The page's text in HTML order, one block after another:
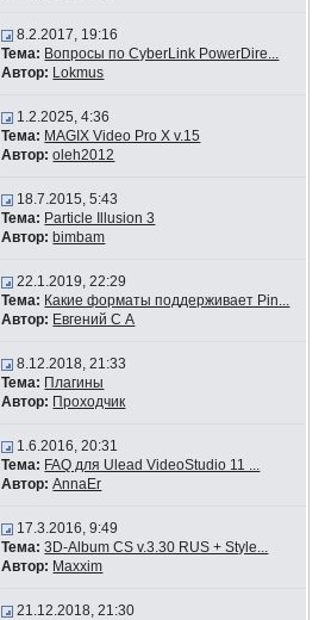
8.2.2017, 19:16
Тема: Вопросы по CyberLink PowerDire...
Автор: Lokmus
1.2.2025, 4:36
Тема: MAGIX Video Pro X v.15
Автор: oleh2012
18.7.2015, 5:43
Тема: Particle Illusion 3
Автор: bimbam
22.1.2019, 22:29
Тема: Какие форматы поддерживает Pin...
Автор: Евгений С А
8.12.2018, 21:33
Тема: Плагины
Автор: Проходчик
1.6.2016, 20:31
Тема: FAQ для Ulead VideoStudio 11 ...
Автор: AnnaEr
17.3.2016, 9:49
Тема: 3D-Album CS v.3.30 RUS + Style...
Автор: Maxxim
21.12.2018, 21:30